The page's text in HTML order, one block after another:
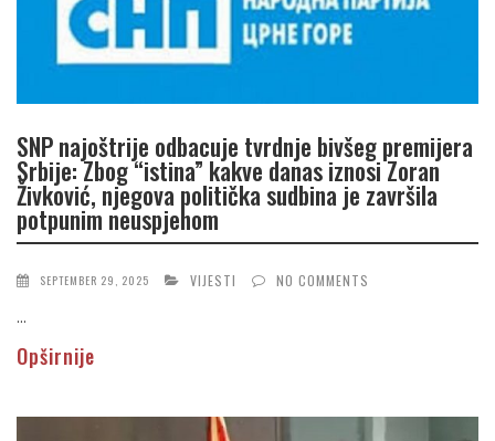
SNP najoštrije odbacuje tvrdnje bivšeg premijera
Srbije: Zbog “istina” kakve danas iznosi Zoran
Živković, njegova politička sudbina je završila
potpunim neuspjehom
SEPTEMBER 29, 2025 VIJESTI NO COMMENTS
...
Opširnije